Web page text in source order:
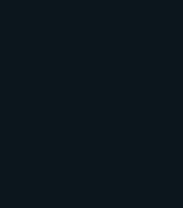
am 6. Oktober 1998
gehöre zu den
der Reise erforderlich
527 Abs. 1 HGB, in dem die
ausdrücklich genannt ist, und
des Kapitäns -,
falle. Im, vorliegenden
für die Ausführung der Reise
Fahrgäste an Bord mit Lebens-
werden müssen. Eine
Schiffsführer gefehlt. Jedenfalls
gemäß § 102 Nr. 5 Abs. 1, zweite
§ 4 Abs. 1 Nr. 2 BSchG
'bei persönlicher Haftung des